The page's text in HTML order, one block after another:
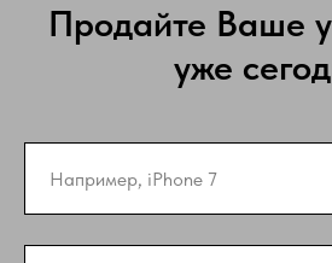
Продайте Ваше
уже